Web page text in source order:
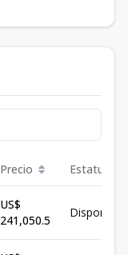
Precio Estatus
US$
241,050.5
Disponible